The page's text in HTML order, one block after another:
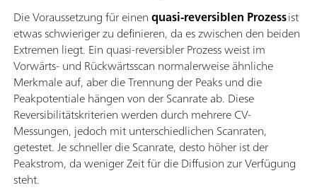
Die Voraussetzung für einenquasi-reversiblen Prozessist
etwas schwieriger zu definieren, da es zwischen den beiden
Extremen liegt. Ein quasi-reversibler Prozess weist im
Vorwärts- und Rückwärtsscan normalerweise ähnliche
Merkmale auf, aber die Trennung der Peaks und die
Peakpotentiale hängen von der Scanrate ab. Diese
Reversibilitätskriterien werden durch mehrere CV-
Messungen, jedoch mit unterschiedlichen Scanraten,
getestet. Je schneller die Scanrate, desto höher ist der
Peakstrom, da weniger Zeit für die Diffusion zur Verfügung
steht.